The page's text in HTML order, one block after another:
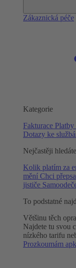
Zákaznická péče
Kategorie
Fakturace Platby
Dotazy ke
Nejčastěji hledáte
Kolik platím za
mění Chci
jističe
To podstatné
Většinu těch
Najdete tu svou
nízkého tarifu
Prozkoumám